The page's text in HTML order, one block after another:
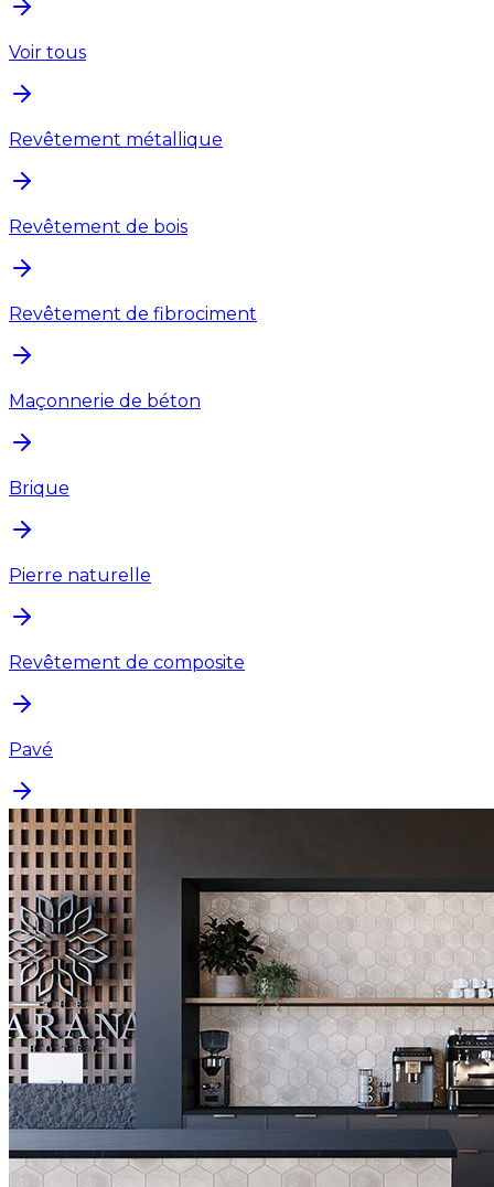
Voir tous
Revêtement métallique
Revêtement de bois
Revêtement de fibrociment
Maçonnerie de béton
Brique
Pierre naturelle
Revêtement de composite
Pavé